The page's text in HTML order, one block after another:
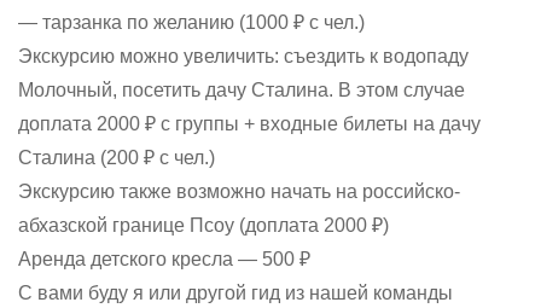
— тарзанка по желанию (1000 ₽ с чел.)
Экскурсию можно увеличить: съездить к водопаду
Молочный, посетить дачу Сталина. В этом случае
доплата 2000 ₽ с группы + входные билеты на дачу
Сталина (200 ₽ с чел.)
Экскурсию также возможно начать на российско-
абхазской границе Псоу (доплата 2000 ₽)
Аренда детского кресла — 500 ₽
С вами буду я или другой гид из нашей команды